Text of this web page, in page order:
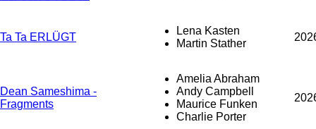
Ta Ta ERLÜGT
Lena Kasten
Martin Stather
Dean Sameshima -
Fragments
Amelia Abraham
Andy Campbell
Maurice Funken
Charlie Porter